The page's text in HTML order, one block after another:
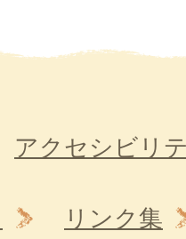
アクセシビリ
リンク集